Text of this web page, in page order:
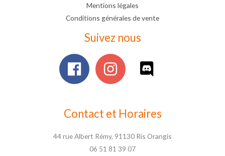
Mentions légales
Conditions générales de vente
Suivez nous
Contact et Horaires
44 rue Albert Rémy, 91130 Ris Orangis
06 51 81 39 07